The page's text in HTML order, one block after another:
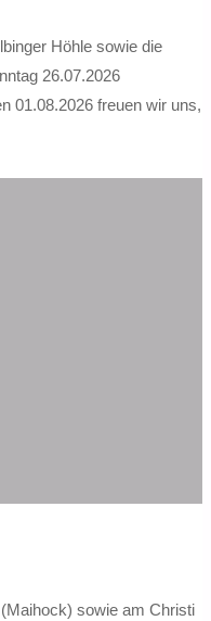
Höhle sowie die
26.07.2026
01.08.2026 freuen wir uns,
sowie am Christi